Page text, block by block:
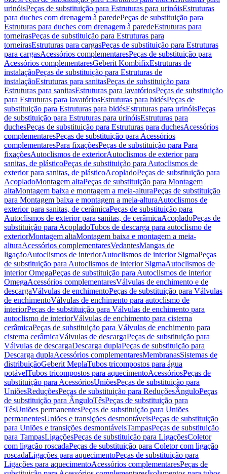
urinóisPeças de substituição para Estruturas para urinóisEstruturas
para duches com drenagem à paredePeças de substituição para
Estruturas para duches com drenagem à paredeEstruturas para
torneirasPeças de substituição para Estruturas para
torneirasEstruturas para cargasPeças de substituição para Estruturas
para cargasAcessórios complementaresPeças de substituição para
Acessórios complementaresGeberit KombifixEstruturas de
instalaçãoPeças de substituição para Estruturas de
instalaçãoEstruturas para sanitasPeças de substituição para
Estruturas para sanitasEstruturas para lavatóriosPeças de substituição
para Estruturas para lavatóriosEstruturas para bidésPeças de
substituição para Estruturas para bidésEstruturas para urinóisPeças
de substituição para Estruturas para urinóisEstruturas para
duchesPeças de substituição para Estruturas para duchesAcessórios
complementaresPeças de substituição para Acessórios
complementaresPara fixaçõesPeças de substituição para Para
fixaçõesAutoclismos de exteriorAutoclismos de exterior para
sanitas, de plásticoPeças de substituição para Autoclismos de
exterior para sanitas, de plásticoAcopladoPeças de substituição para
AcopladoMontagem altaPeças de substituição para Montagem
altaMontagem baixa e montagem a meia-alturaPeças de substituição
para Montagem baixa e montagem a meia-alturaAutoclismos de
exterior para sanitas, de cerâmicaPeças de substituição para
Autoclismos de exterior para sanitas, de cerâmicaAcopladoPeças de
substituição para AcopladoTubos de descarga para autoclismo de
exteriorMontagem altaMontagem baixa e montagem a meia-
alturaAcessórios complementaresVedantesMangas de
ligaçãoAutoclismos de interiorAutoclismos de interior SigmaPeças
de substituição para Autoclismos de interior SigmaAutoclismos de
interior OmegaPeças de substituição para Autoclismos de interior
OmegaAcessórios complementaresVálvulas de enchimento e de
descargaVálvulas de enchimentoPeças de substituição para Válvulas
de enchimentoVálvulas de enchimento para autoclismo de
interiorPeças de substituição para Válvulas de enchimento para
autoclismo de interiorVálvulas de enchimento para cisterna
cerâmicaPeças de substituição para Válvulas de enchimento para
cisterna cerâmicaVálvulas de descargaPeças de substituição para
Válvulas de descargaDescarga duplaPeças de substituição para
Descarga duplaAcessórios complementaresMembranasSistemas de
distribuiçãoGeberit MeplaTubos tricompostos para água
potávelTubos tricompostos para aquecimentoAcessóriosPeças de
substituição para AcessóriosUniõesPeças de substituição para
UniõesReduçõesPeças de substituição para ReduçõesÂnguloPeças
de substituição para ÂnguloTêsPeças de substituição para
TêsUniões permanentesPeças de substituição para Uniões
permanentesUniões e transições desmontáveisPeças de substituição
para Uniões e transições desmontáveisTampasPeças de substituição
para TampasLigaçõesPeças de substituição para LigaçõesColetor
com ligação roscadaPeças de substituição para Coletor com ligação
roscadaLigações para aquecimentoPeças de substituição para
Ligações para aquecimentoAcessórios complementaresPeças de